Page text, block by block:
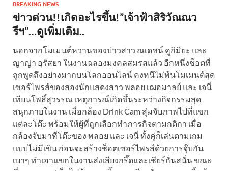
BREAKING NEWS
ข่าวด่วน!!เกิดอะไรขึ้น!”เจ้าฟ้าสิริวัณณว
รีฯ”…ดูเพิ่มเติม..
นอกจากโมเมนต์หวานของบ่าวสาว ณเดชน์ คูกิมิยะ และ
ญาญ่า อุรัสยา ในงานฉลองมงคลสมรสแล้ว อีกหนึ่งช็อตที่
ถูกพูดถึงอย่างมากบนโลกออนไลน์ คงหนีไม่พ้นโมเมนต์สุด
เซอร์ไพรส์ของสองนักแสดงสาว พลอย เฌอมาลย์ และ เจนี่
เทียนโพธิ์สุวรรณ เหตุการณ์เกิดขึ้นระหว่างกิจกรรมสุด
สนุกภายในงาน เมื่อกล้อง Drink Cam สุ่มจับภาพไปที่แขก
แต่ละโต๊ะ พร้อมให้ผู้ที่ถูกเลือกทำภารกิจตามกติกา เมื่อ
กล้องจับมาที่โต๊ะของ พลอย และ เจนี่ ทั้งคู่ก็เล่นตามเกม
แบบไม่มีเขิน ก่อนจะสร้างช็อตเซอร์ไพรส์ด้วยการจุ๊บกัน
เบาๆ ทำเอาแขกในงานส่งเสียงกรี๊ดและเชียร์กันสนั่น ขณะ